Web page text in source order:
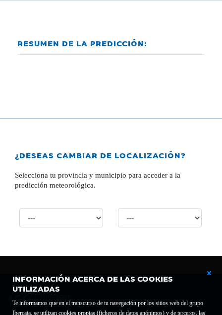
INFORMACIÓN ACERCA DE LAS COOKIES
UTILIZADAS
Te informamos que en el transcurso de tu navegación por los sitios web del grupo
Ibercaja, se utilizan cookies propias (ficheros de datos anónimos) y de terceros, las
RESUMEN DE LA PREDICCIÓN:
¿DESEAS CAMBIAR DE LOCALIZACIÓN?
Selecciona tu provincia y municipio para acceder a la
predicción meteorológica.